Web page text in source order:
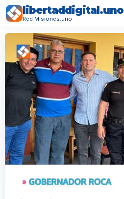
libertaddigital.uno
Red Misiones.uno